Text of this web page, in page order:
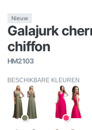
Nieuw
Galajurk
chiffon
HM2103
BESCHIKBARE KLEUREN